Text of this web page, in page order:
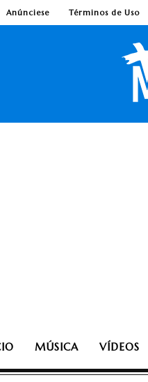
Anúnciese Términos de Uso
MÚSICA VÍDEOS